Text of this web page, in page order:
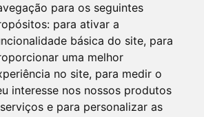
para os seguintes
para ativar a
básica do site, para
uma melhor
no site, para medir o
interesse nos nossos produtos
e para personalizar as
- Nova - Para a Escola
Porto Comprar agora:
Mendonça